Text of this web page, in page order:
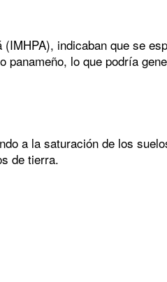
indicaban que se
lo que podría
a la saturación de los
de tierra.